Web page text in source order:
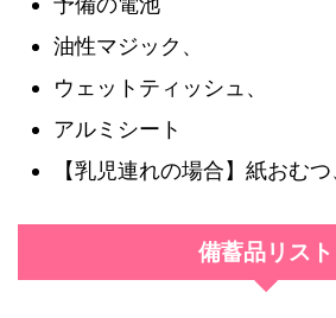
油性マジック、
ウェットティッシュ、
アルミシート
【乳児連れの場合】紙おむ
備蓄品リスト